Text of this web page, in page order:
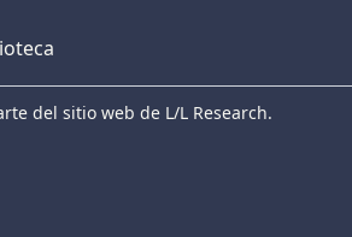
del sitio web de L/L Research.